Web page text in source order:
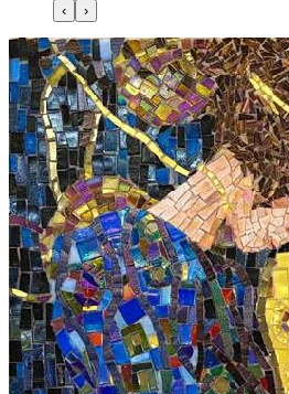
‹ ›